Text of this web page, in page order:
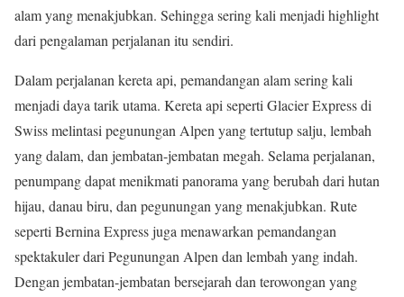
alam yang menakjubkan. Sehingga sering kali menjadi highlight
dari pengalaman perjalanan itu sendiri.
Dalam perjalanan kereta api, pemandangan alam sering kali
menjadi daya tarik utama. Kereta api seperti Glacier Express di
Swiss melintasi pegunungan Alpen yang tertutup salju, lembah
yang dalam, dan jembatan-jembatan megah. Selama perjalanan,
penumpang dapat menikmati panorama yang berubah dari hutan
hijau, danau biru, dan pegunungan yang menakjubkan. Rute
seperti Bernina Express juga menawarkan pemandangan
spektakuler dari Pegunungan Alpen dan lembah yang indah.
Dengan jembatan-jembatan bersejarah dan terowongan yang